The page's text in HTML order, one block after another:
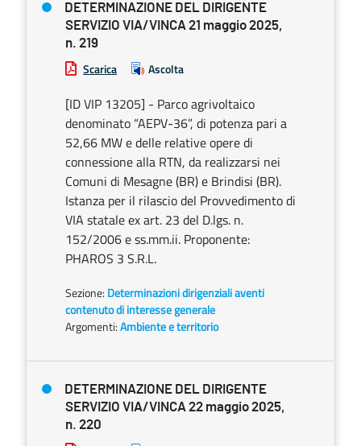
DETERMINAZIONE DEL DIRIGENTE
SERVIZIO VIA/VINCA 21 maggio 2025,
n. 219
Scarica Ascolta
[ID VIP 13205] - Parco agrivoltaico
denominato “AEPV-36”, di potenza pari a
52,66 MW e delle relative opere di
connessione alla RTN, da realizzarsi nei
Comuni di Mesagne (BR) e Brindisi (BR).
Istanza per il rilascio del Provvedimento di
VIA statale ex art. 23 del D.lgs. n.
152/2006 e ss.mm.ii. Proponente:
PHAROS 3 S.R.L.
Sezione: Determinazioni dirigenziali aventi
contenuto di interesse generale
Argomenti:Ambiente e territorio
DETERMINAZIONE DEL DIRIGENTE
SERVIZIO VIA/VINCA 22 maggio 2025,
n. 220